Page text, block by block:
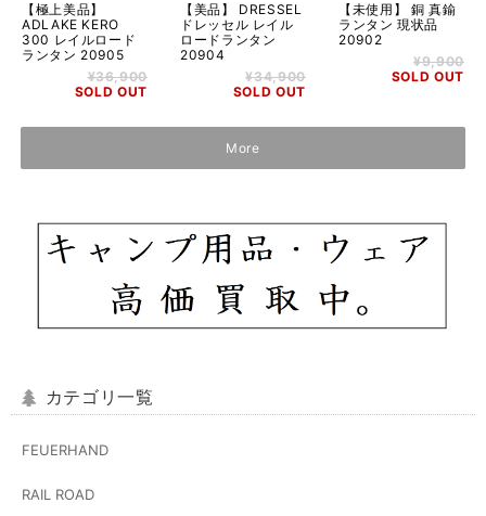
【極上美品】
ADLAKE KERO
300 レイルロード
ランタン 20905
¥36,900
SOLD OUT
【美品】 DRESSEL
ドレッセル レイル
ロードランタン
20904
¥34,900
SOLD OUT
【未使用】 銅 真鍮
ランタン 現状品
20902
¥9,900
SOLD OUT
More
カテゴリ一覧
FEUERHAND
RAIL ROAD